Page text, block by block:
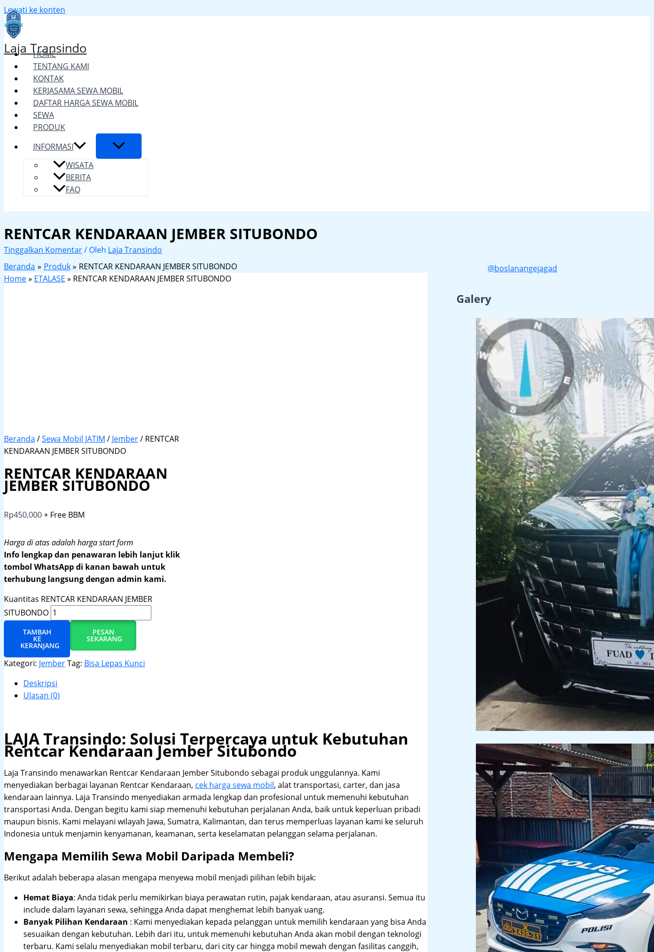
Lewati ke konten
Laja Transindo
HOME
TENTANG KAMI
KONTAK
KERJASAMA SEWA MOBIL
DAFTAR HARGA SEWA MOBIL
SEWA
PRODUK
INFORMASI
WISATA
BERITA
FAQ
RENTCAR KENDARAAN JEMBER SITUBONDO
Tinggalkan Komentar/ Oleh Laja Transindo
Beranda
Produk
RENTCAR KENDARAAN JEMBER SITUBONDO
Home» ETALASE » RENTCAR KENDARAAN JEMBER SITUBONDO
Beranda /Sewa Mobil JATIM / Jember/ RENTCAR
KENDARAAN JEMBER SITUBONDO
RENTCAR KENDARAAN
JEMBER SITUBONDO
Rp450,000+ Free BBM
Harga di atas adalah harga start form
Info lengkap dan penawaran lebih lanjut klik
tombol WhatsApp di kanan bawah untuk
terhubung langsung dengan admin kami.
Kuantitas RENTCAR KENDARAAN JEMBER
SITUBONDO
TAMBAH
KE
KERANJANG
PESAN
SEKARANG
Kategori: JemberTag: Bisa Lepas Kunci
Deskripsi
Ulasan (0)
LAJA Transindo: Solusi Terpercaya untuk Kebutuhan
Rentcar Kendaraan Jember Situbondo
Laja Transindo menawarkan Rentcar Kendaraan Jember Situbondo sebagai produk unggulannya. Kami
menyediakan berbagai layanan Rentcar Kendaraan, cek harga sewa mobil, alat transportasi, carter, dan jasa
kendaraan lainnya. Laja Transindo menyediakan armada lengkap dan profesional untuk memenuhi kebutuhan
transportasi Anda. Dengan begitu kami siap memenuhi kebutuhan perjalanan Anda, baik untuk keperluan pribadi
maupun bisnis. Kami melayani wilayah Jawa, Sumatra, Kalimantan, dan terus memperluas layanan kami ke seluruh
Indonesia untuk menjamin kenyamanan, keamanan, serta keselamatan pelanggan selama perjalanan.
Mengapa Memilih Sewa Mobil Daripada Membeli?
Berikut adalah beberapa alasan mengapa menyewa mobil menjadi pilihan lebih bijak:
Hemat Biaya: Anda tidak perlu memikirkan biaya perawatan rutin, pajak kendaraan, atau asuransi. Semua itu
include dalam layanan sewa, sehingga Anda dapat menghemat lebih banyak uang.
Banyak Pilihan Kendaraan : Kami menyediakan kepada pelanggan untuk memilih kendaraan yang bisa Anda
sesuaikan dengan kebutuhan. Lebih dari itu, untuk memenuhi kebutuhan Anda akan mobil dengan teknologi
terbaru. Kami selalu menyediakan mobil terbaru, dari city car hingga mobil mewah dengan fasilitas canggih,
@boslanangejagad
Galery